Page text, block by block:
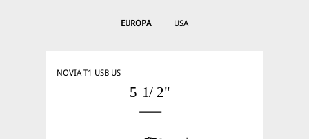
EUROPA USA
NOVIA T1 USB US